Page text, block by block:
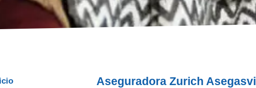
Aseguradora Zurich Asegasvi